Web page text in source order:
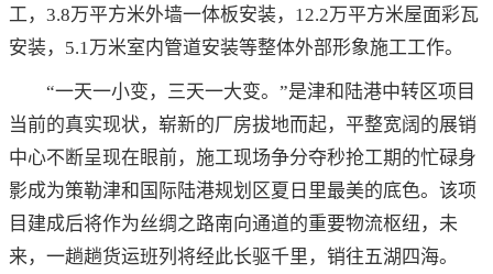
工，3.8万平方米外墙一体板安装，12.2万平方米屋面彩瓦
安装，5.1万米室内管道安装等整体外部形象施工工作。
“一天一小变，三天一大变。”是津和陆港中转区项目
当前的真实现状，崭新的厂房拔地而起，平整宽阔的展销
中心不断呈现在眼前，施工现场争分夺秒抢工期的忙碌身
影成为策勒津和国际陆港规划区夏日里最美的底色。该项
目建成后将作为丝绸之路南向通道的重要物流枢纽，未
来，一趟趟货运班列将经此长驱千里，销往五湖四海。